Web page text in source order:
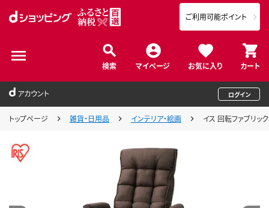
検索 マイページ お気に入り カート
ご利用可能ポイント
アカウント ログイン
トップページ 雑貨・日用品 インテリア・絵画 イス 回転ファブリッ